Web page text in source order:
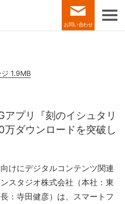
お問い合わせ
1.9MB
アプリ『刻のイシュタリ
万ダウンロードを突破し
けにデジタルコンテンツ関連
スタジオ株式会社（本社：東
：寺田健彦）は、スマートフ